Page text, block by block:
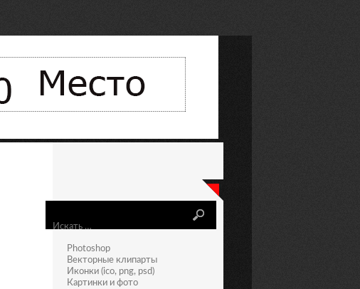
Photoshop
Векторные клипарты
Иконки (ico, png, psd)
Картинки и фото